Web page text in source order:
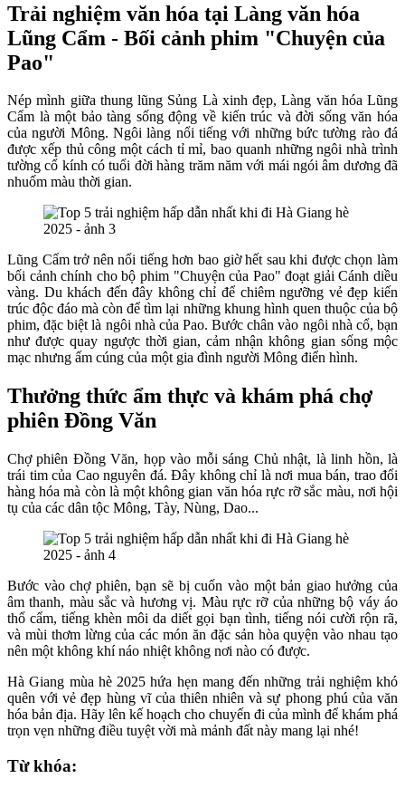
Trải nghiệm văn hóa tại Làng văn hóa
Lũng Cẩm - Bối cảnh phim "Chuyện của
Pao"
Nép mình giữa thung lũng Sủng Là xinh đẹp, Làng văn hóa Lũng
Cẩm là một bảo tàng sống động về kiến trúc và đời sống văn hóa
của người Mông. Ngôi làng nổi tiếng với những bức tường rào đá
được xếp thủ công một cách tỉ mỉ, bao quanh những ngôi nhà trình
tường cổ kính có tuổi đời hàng trăm năm với mái ngói âm dương đã
nhuốm màu thời gian.
Lũng Cẩm trở nên nổi tiếng hơn bao giờ hết sau khi được chọn làm
bối cảnh chính cho bộ phim "Chuyện của Pao" đoạt giải Cánh diều
vàng. Du khách đến đây không chỉ để chiêm ngưỡng vẻ đẹp kiến
trúc độc đáo mà còn để tìm lại những khung hình quen thuộc của bộ
phim, đặc biệt là ngôi nhà của Pao. Bước chân vào ngôi nhà cổ, bạn
như được quay ngược thời gian, cảm nhận không gian sống mộc
mạc nhưng ấm cúng của một gia đình người Mông điển hình.
Thưởng thức ẩm thực và khám phá chợ
phiên Đồng Văn
Chợ phiên Đồng Văn, họp vào mỗi sáng Chủ nhật, là linh hồn, là
trái tim của Cao nguyên đá. Đây không chỉ là nơi mua bán, trao đổi
hàng hóa mà còn là một không gian văn hóa rực rỡ sắc màu, nơi hội
tụ của các dân tộc Mông, Tày, Nùng, Dao...
Bước vào chợ phiên, bạn sẽ bị cuốn vào một bản giao hưởng của
âm thanh, màu sắc và hương vị. Màu rực rỡ của những bộ váy áo
thổ cẩm, tiếng khèn môi da diết gọi bạn tình, tiếng nói cười rộn rã,
và mùi thơm lừng của các món ăn đặc sản hòa quyện vào nhau tạo
nên một không khí náo nhiệt không nơi nào có được.
Hà Giang mùa hè 2025 hứa hẹn mang đến những trải nghiệm khó
quên với vẻ đẹp hùng vĩ của thiên nhiên và sự phong phú của văn
hóa bản địa. Hãy lên kế hoạch cho chuyến đi của mình để khám phá
trọn vẹn những điều tuyệt vời mà mảnh đất này mang lại nhé!
Từ khóa: